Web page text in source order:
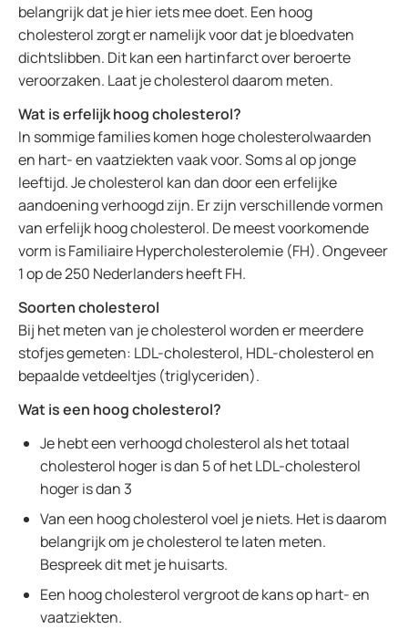
belangrijk dat je hier iets mee doet. Een hoog
cholesterol zorgt er namelijk voor dat je bloedvaten
dichtslibben. Dit kan een hartinfarct over beroerte
veroorzaken. Laat je cholesterol daarom meten.
Wat is erfelijk hoog cholesterol?
In sommige families komen hoge cholesterolwaarden
en hart- en vaatziekten vaak voor. Soms al op jonge
leeftijd. Je cholesterol kan dan door een erfelijke
aandoening verhoogd zijn. Er zijn verschillende vormen
van erfelijk hoog cholesterol. De meest voorkomende
vorm is Familiaire Hypercholesterolemie (FH). Ongeveer
1 op de 250 Nederlanders heeft FH.
Soorten cholesterol
Bij het meten van je cholesterol worden er meerdere
stofjes gemeten: LDL-cholesterol, HDL-cholesterol en
bepaalde vetdeeltjes (triglyceriden).
Wat is een hoog cholesterol?
Je hebt een verhoogd cholesterol als het totaal
cholesterol hoger is dan 5 of het LDL-cholesterol
hoger is dan 3
Van een hoog cholesterol voel je niets. Het is daarom
belangrijk om je cholesterol te laten meten.
Bespreek dit met je huisarts.
Een hoog cholesterol vergroot de kans op hart- en
vaatziekten.